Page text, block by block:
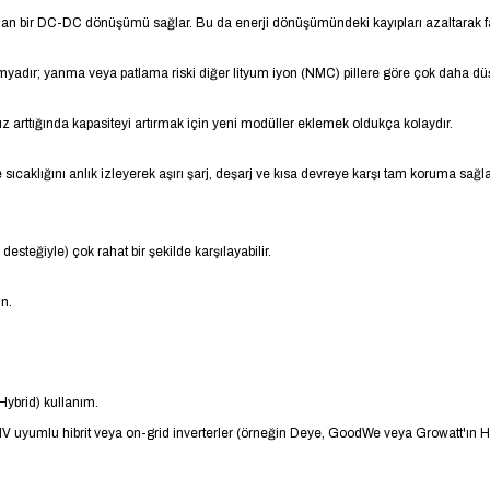
bir DC-DC dönüşümü sağlar. Bu da enerji dönüşümündeki kayıpları azaltarak
yanma veya patlama riski diğer lityum iyon (NMC) pillere göre çok daha
kapasiteyi artırmak için yeni modüller eklemek oldukça kolaydır.
anlık izleyerek aşırı şarj, deşarj ve kısa devreye karşı tam koruma
çok rahat bir şekilde karşılayabilir.
kullanım.
uyumlu hibrit veya on-grid inverterler (örneğin Deye, GoodWe veya Growatt'ın